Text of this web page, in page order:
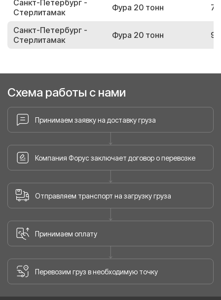
Санкт-Петербург -
Стерлитамак
Фура 20 тонн
Санкт-Петербург -
Стерлитамак
Фура 20 тонн
Схема работы с нами
Принимаем заявку на доставку груза
Компания Форус заключает договор о перевозке
Отправляем транспорт на загрузку груза
Принимаем оплату
Перевозим груз в необходимую точку